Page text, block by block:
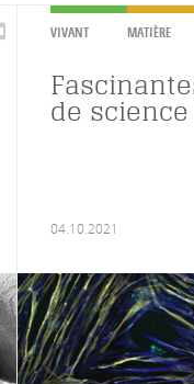
VIVANT MATIÈRE
de science
04.10.2021